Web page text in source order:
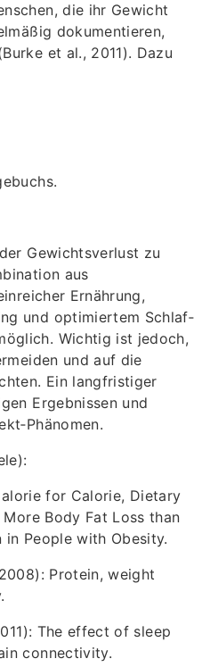
die ihr Gewicht
dokumentieren,
et al., 2011). Dazu
Gewichtsverlust zu
aus
Ernährung,
und optimiertem Schlaf‑
Wichtig ist jedoch,
und auf die
Ein langfristiger
Ergebnissen und
for Calorie, Dietary
Body Fat Loss than
People with Obesity.
Protein, weight
The effect of sleep
connectivity.